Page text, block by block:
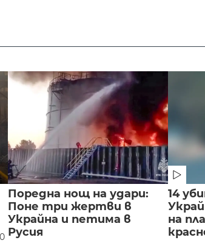
Поредна нощ на удари:
Поне три жертви в
Украйна и петима в
Русия
14
на